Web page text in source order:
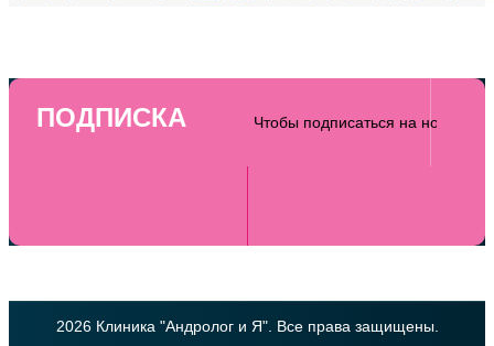
ПОДПИСКА
2026 Клиника "Андролог и Я". Все права защищены.